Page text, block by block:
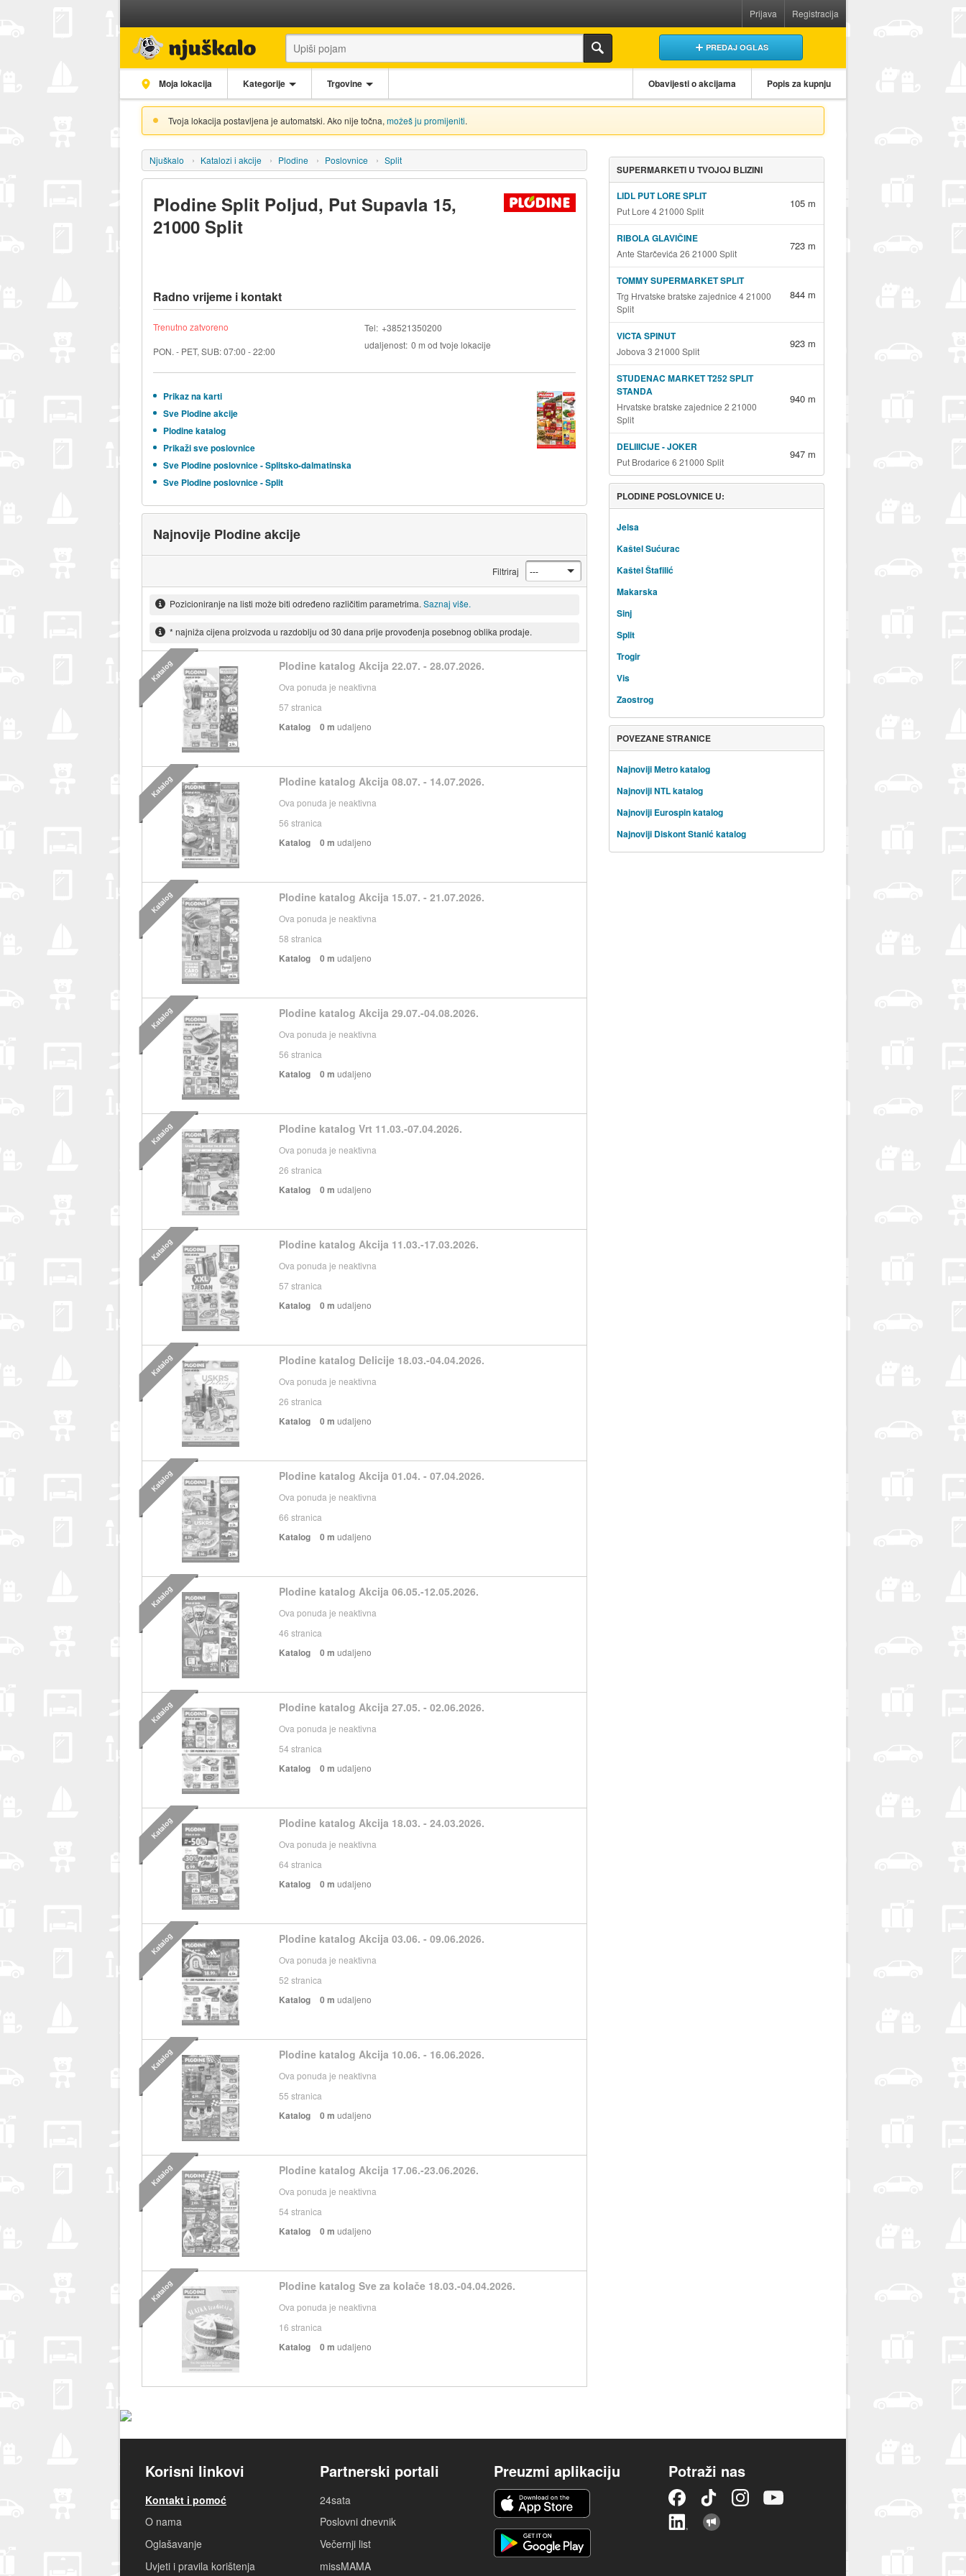
Prijava Registracija
PREDAJ OGLAS
Moja lokacija Kategorije Trgovine Obavijesti o akcijama Popis za kupnju
Tvoja lokacija postavljena je automatski. Ako nije točna, možeš ju promijeniti.
Njuškalo Katalozi i akcije Plodine Poslovnice Split
Plodine Split Poljud, Put Supavla 15,
21000 Split
Radno vrijeme i kontakt
Trenutno zatvoreno
PON. - PET, SUB: 07:00 - 22:00
Tel +38521350200
udaljenost 0 m od tvoje lokacije
Prikaz na karti
Sve Plodine akcije
Plodine katalog
Prikaži sve poslovnice
Sve Plodine poslovnice - Splitsko-dalmatinska
Sve Plodine poslovnice - Split
Najnovije Plodine akcije
Filtriraj
Pozicioniranje na listi može biti određeno različitim parametrima. Saznaj više.
* najniža cijena proizvoda u razdoblju od 30 dana prije provođenja posebnog oblika prodaje.
Plodine katalog Akcija 22.07. - 28.07.2026.
Ova ponuda je neaktivna
57 stranica
Katalog 0 m udaljeno
Katalog
Plodine katalog Akcija 08.07. - 14.07.2026.
Ova ponuda je neaktivna
56 stranica
Katalog 0 m udaljeno
Katalog
Plodine katalog Akcija 15.07. - 21.07.2026.
Ova ponuda je neaktivna
58 stranica
Katalog 0 m udaljeno
Katalog
Plodine katalog Akcija 29.07.-04.08.2026.
Ova ponuda je neaktivna
56 stranica
Katalog 0 m udaljeno
Katalog
Plodine katalog Vrt 11.03.-07.04.2026.
Ova ponuda je neaktivna
26 stranica
Katalog 0 m udaljeno
Katalog
Plodine katalog Akcija 11.03.-17.03.2026.
Ova ponuda je neaktivna
57 stranica
Katalog 0 m udaljeno
Katalog
Plodine katalog Delicije 18.03.-04.04.2026.
Ova ponuda je neaktivna
26 stranica
Katalog 0 m udaljeno
Katalog
Plodine katalog Akcija 01.04. - 07.04.2026.
Ova ponuda je neaktivna
66 stranica
Katalog 0 m udaljeno
Katalog
Plodine katalog Akcija 06.05.-12.05.2026.
Ova ponuda je neaktivna
46 stranica
Katalog 0 m udaljeno
Katalog
Plodine katalog Akcija 27.05. - 02.06.2026.
Ova ponuda je neaktivna
54 stranica
Katalog 0 m udaljeno
Katalog
Plodine katalog Akcija 18.03. - 24.03.2026.
Ova ponuda je neaktivna
64 stranica
Katalog 0 m udaljeno
Katalog
Plodine katalog Akcija 03.06. - 09.06.2026.
Ova ponuda je neaktivna
52 stranica
Katalog 0 m udaljeno
Katalog
Plodine katalog Akcija 10.06. - 16.06.2026.
Ova ponuda je neaktivna
55 stranica
Katalog 0 m udaljeno
Katalog
Plodine katalog Akcija 17.06.-23.06.2026.
Ova ponuda je neaktivna
54 stranica
Katalog 0 m udaljeno
Katalog
Plodine katalog Sve za kolače 18.03.-04.04.2026.
Ova ponuda je neaktivna
16 stranica
Katalog 0 m udaljeno
Katalog
SUPERMARKETI U TVOJOJ BLIZINI
LIDL PUT LORE SPLIT
Put Lore 4 21000 Split
105 m
RIBOLA GLAVIČINE
Ante Starčevića 26 21000 Split
723 m
TOMMY SUPERMARKET SPLIT
Trg Hrvatske bratske zajednice 4 21000
Split
844 m
VICTA SPINUT
Jobova 3 21000 Split
923 m
STUDENAC MARKET T252 SPLIT
STANDA
Hrvatske bratske zajednice 2 21000
Split
940 m
DELIIICIJE - JOKER
Put Brodarice 6 21000 Split
947 m
PLODINE POSLOVNICE U:
Jelsa
Kaštel Sućurac
Kaštel Štafilić
Makarska
Sinj
Split
Trogir
Vis
Zaostrog
POVEZANE STRANICE
Najnoviji Metro katalog
Najnoviji NTL katalog
Najnoviji Eurospin katalog
Najnoviji Diskont Stanić katalog
Korisni linkovi
Kontakt i pomoć
O nama
Oglašavanje
Uvjeti i pravila korištenja
Partnerski portali
24sata
Poslovni dnevnik
Večernji list
missMAMA
Preuzmi aplikaciju Potraži nas